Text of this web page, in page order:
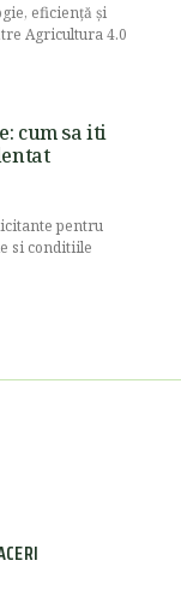
eficiență și
Agricultura 4.0
cum sa iti
pentru
si conditiile